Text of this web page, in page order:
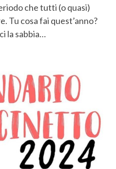
che tutti (o quasi)
Tu cosa fai quest’anno?
la sabbia…